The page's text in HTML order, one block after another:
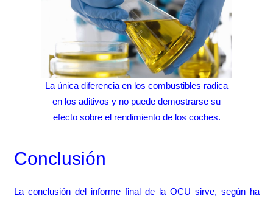
La única diferencia en los combustibles radica
en los aditivos y no puede demostrarse su
efecto sobre el rendimiento de los coches.
Conclusión
La conclusión del informe final de la OCU sirve, según ha